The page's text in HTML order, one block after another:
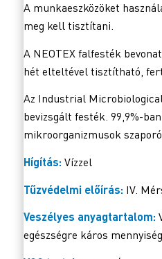
A munkaeszközöket
meg kell tisztítani.
A NEOTEX falfesték
hét elteltével tisztítható,
Az Industrial
bevizsgált festék. 99,9%-
mikroorganizmusok
Hígítás: Vízzel
Tűzvédelmi előírás: IV.
Veszélyes anyagtartalom:
egészségre káros